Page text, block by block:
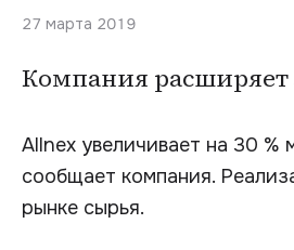
27 марта 2019
Компания расширяет
Allnex увеличивает на 30
сообщает компания.
рынке сырья.